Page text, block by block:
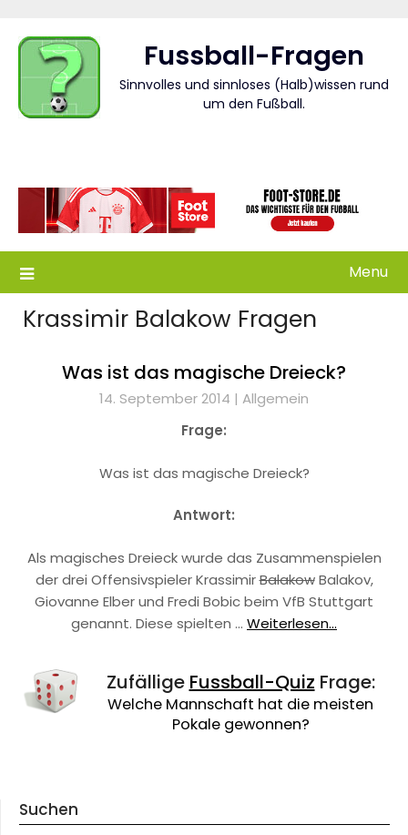
content
Fussball-Fragen
Sinnvolles und sinnloses (Halb)wissen rund
um den Fußball.
Menu
Krassimir Balakow Fragen
Was ist das magische Dreieck?
14. September 2014 | Allgemein
Frage:
Was ist das magische Dreieck?
Antwort:
Als magisches Dreieck wurde das Zusammenspielen
der drei Offensivspieler KrassimirBalakowBalakov,
Giovanne Elber und Fredi Bobic beim VfB Stuttgart
genannt. Diese spielten … Weiterlesen...
Zufällige Fussball-Quiz Frage:
Welche Mannschaft hat die meisten
Pokale gewonnen?
Suchen